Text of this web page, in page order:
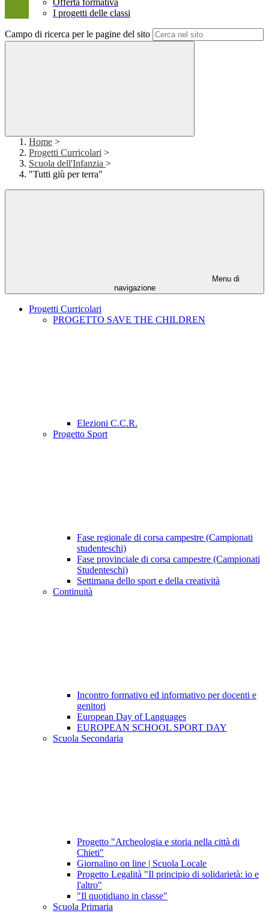
Offerta formativa
I progetti delle classi
Campo di ricerca per le pagine del sito
Home >
Progetti Curricolari >
Scuola dell'Infanzia >
"Tutti giù per terra"
Menu di
navigazione
Progetti Curricolari
PROGETTO SAVE THE CHILDREN
Elezioni C.C.R.
Progetto Sport
Fase regionale di corsa campestre (Campionati
studenteschi)
Fase provinciale di corsa campestre (Campionati
Studenteschi)
Settimana dello sport e della creatività
Continuità
Incontro formativo ed informativo per docenti e
genitori
European Day of Languages
EUROPEAN SCHOOL SPORT DAY
Scuola Secondaria
Progetto "Archeologia e storia nella città di
Chieti"
Giornalino on line | Scuola Locale
Progetto Legalità "Il principio di solidarietà: io e
l'altro"
"Il quotidiano in classe"
Scuola Primaria